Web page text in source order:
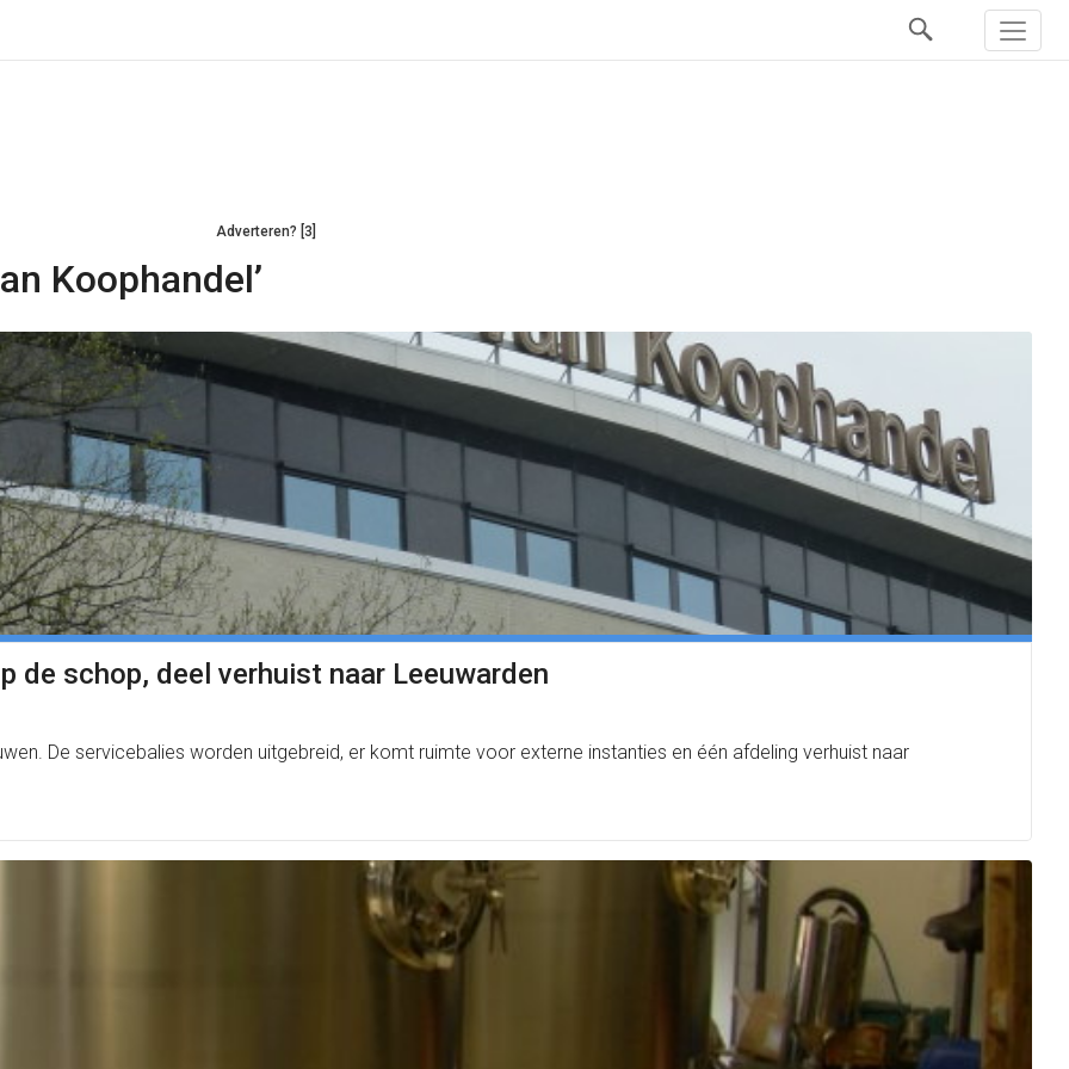
Adverteren? [3]
Koophandel’
de schop, deel verhuist naar Leeuwarden
De servicebalies worden uitgebreid, er komt ruimte voor externe instanties en één afdeling verhuist naar